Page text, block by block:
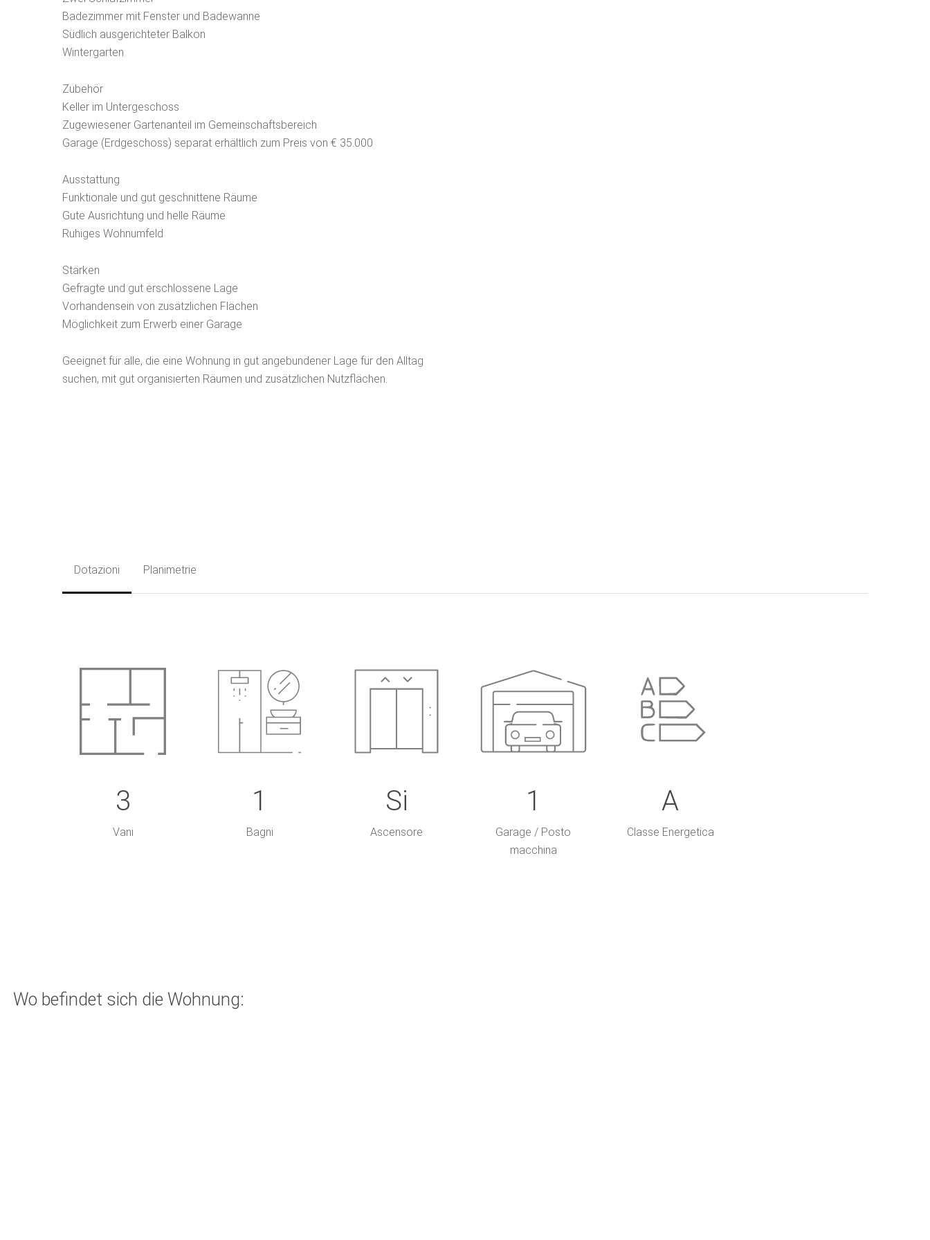
Badezimmer mit Fenster und Badewanne
Südlich ausgerichteter Balkon
Wintergarten
Zubehör
Keller im Untergeschoss
Zugewiesener Gartenanteil im Gemeinschaftsbereich
Garage (Erdgeschoss) separat erhältlich zum Preis von € 35.000
Ausstattung
Funktionale und gut geschnittene Räume
Gute Ausrichtung und helle Räume
Ruhiges Wohnumfeld
Stärken
Gefragte und gut erschlossene Lage
Vorhandensein von zusätzlichen Flächen
Möglichkeit zum Erwerb einer Garage
Geeignet für alle, die eine Wohnung in gut angebundener Lage für den Alltag
suchen, mit gut organisierten Räumen und zusätzlichen Nutzflächen.
Dotazioni Planimetrie
3
Vani
1
Bagni
Si
Ascensore
1
Garage / Posto
macchina
A
Classe Energetica
Wo befindet sich die Wohnung: